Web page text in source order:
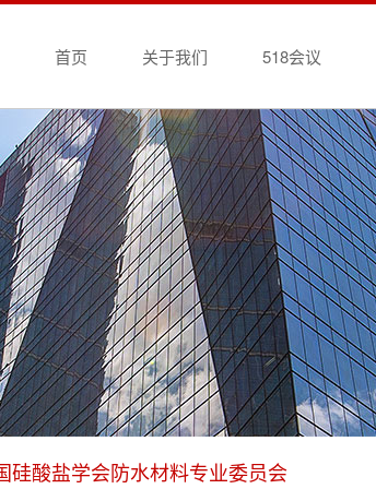
首页 关于我们 518会议
硅酸盐学会防水材料专业委员会